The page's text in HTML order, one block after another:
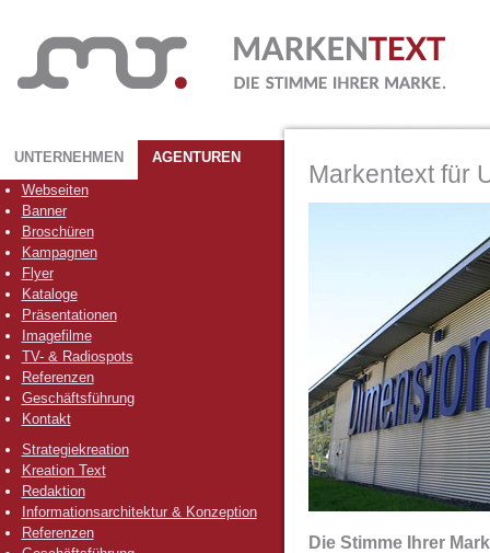
Markentext für
Die Stimme Ihrer
UNTERNEHMEN
AGENTUREN
Webseiten
Banner
Broschüren
Kampagnen
Flyer
Kataloge
Präsentationen
Imagefilme
TV- & Radiospots
Referenzen
Geschäftsführung
Kontakt
Strategiekreation
Kreation Text
Redaktion
Informationsarchitektur & Konzeption
Referenzen